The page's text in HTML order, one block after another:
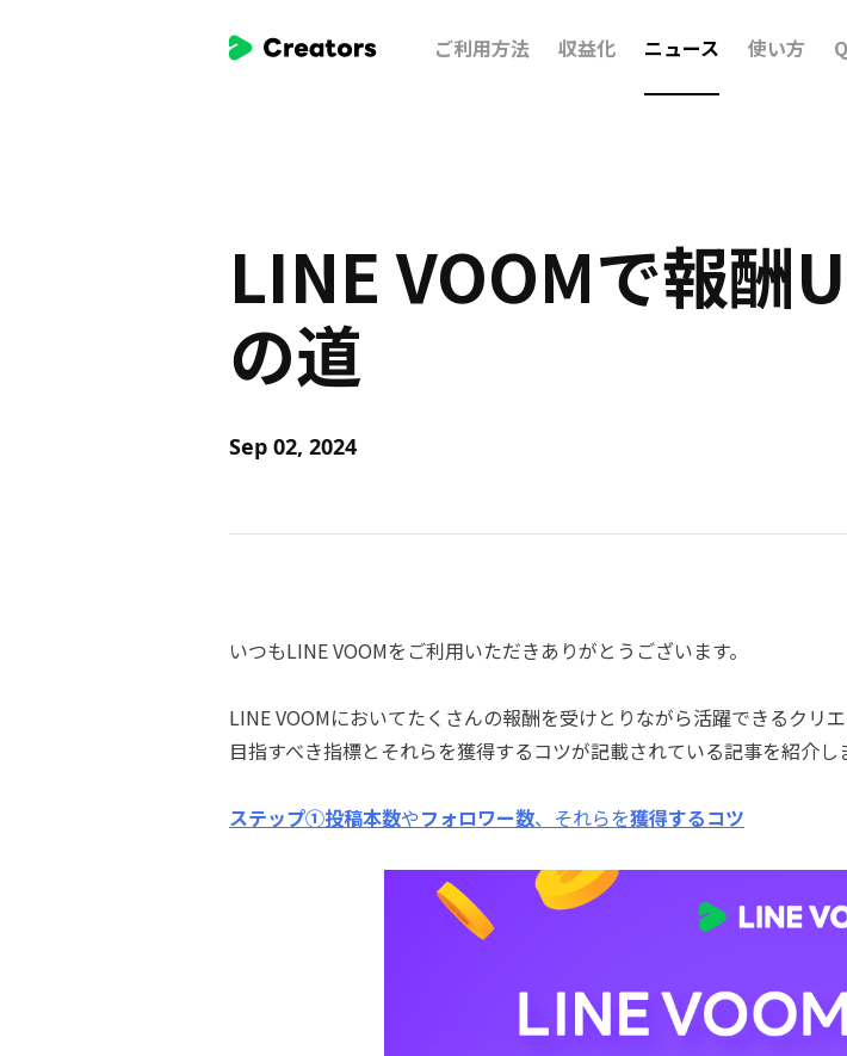
ご利用方法 収益化 ニュース 使い方
LINE VOOMで報酬
の道
Sep 02, 2024
いつもLINE VOOMをご利用いただきありがとうございます。
LINE VOOMにおいてたくさんの報酬を受けとりながら活躍できるクリ
目指すべき指標とそれらを獲得するコツが記載されている記事を紹介し
ステップ①投稿本数やフォロワー数、それらを獲得するコツ